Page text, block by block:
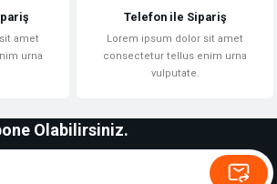
amet
urna
Telefon ile Sipariş
Lorem ipsum dolor sit amet
consectetur tellus enim urna
vulputate.
Olabilirsiniz.